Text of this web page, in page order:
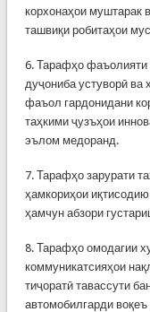
корхонаҳои муштарак
ташвиқи робитаҳои
6. Тарафҳо фаъолияти
дуҷониба устуворӣ
фаъол гардонидани
таҳкими ҷузъҳои
эълом медоранд.
7. Тарафҳо зарурати
ҳамкориҳои
ҳамчун абзори
8. Тарафҳо омодагии
коммуникатсияҳои
тиҷоратӣ тавассути
автомобилгарди